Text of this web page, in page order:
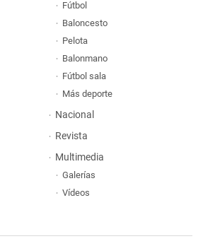
Fútbol
Baloncesto
Pelota
Balonmano
Fútbol sala
Más deporte
Nacional
Revista
Multimedia
Galerías
Vídeos